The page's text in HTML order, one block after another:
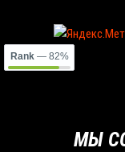
Rank— 82%
МЫ